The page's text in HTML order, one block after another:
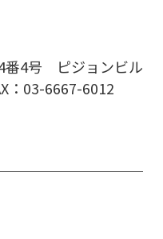
番4号 ピジョンビル
03-6667-6012